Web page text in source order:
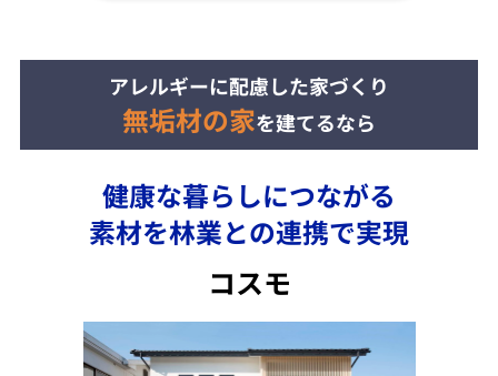
アレルギーに配慮した家づくり
無垢材の家を建てるなら
健康な暮らしにつながる
素材を林業との連携で実現
コスモ